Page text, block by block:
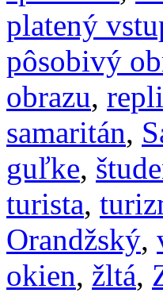
platený
pôsobivý
obrazu,
samaritán,
guľke,
turista,
Orandžský,
okien, žltá,